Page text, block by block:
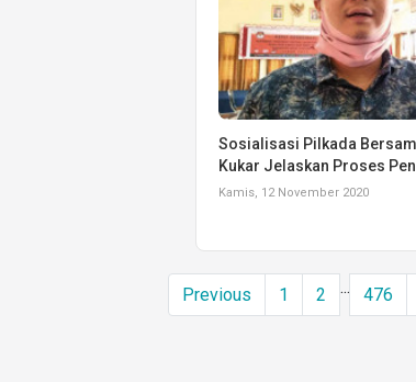
Sosialisasi Pilkada
Kukar Jelaskan Proses
Kamis, 12 November 2020
Previous 1 2 ... 476